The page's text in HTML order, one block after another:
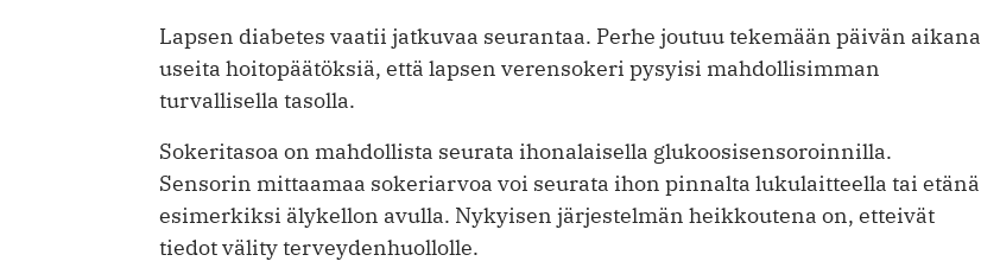
Lapsen diabetes vaatii jatkuvaa seurantaa. Perhe joutuu tekemään päivän aikana
useita hoitopäätöksiä, että lapsen verensokeri pysyisi mahdollisimman
turvallisella tasolla.
Sokeritasoa on mahdollista seurata ihonalaisella glukoosisensoroinnilla.
Sensorin mittaamaa sokeriarvoa voi seurata ihon pinnalta lukulaitteella tai etänä
esimerkiksi älykellon avulla. Nykyisen järjestelmän heikkoutena on, etteivät
tiedot välity terveydenhuollolle.